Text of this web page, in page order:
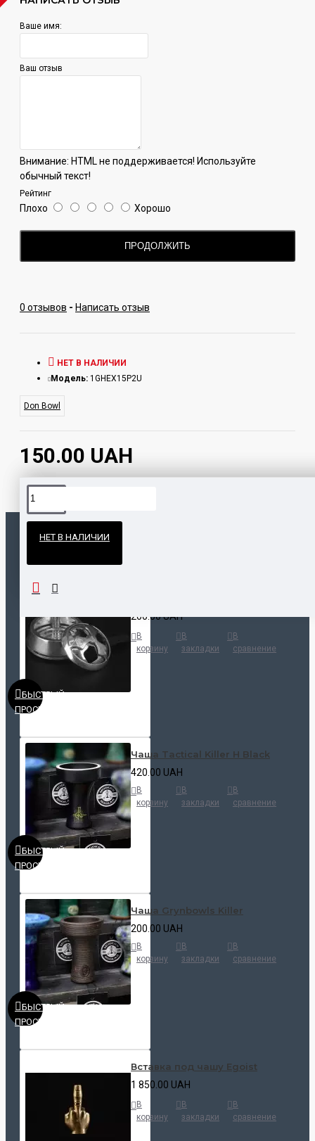
Ваше имя:
Ваш отзыв
Внимание: HTML не поддерживается! Используйте
обычный текст!
Рейтинг
Плохо Хорошо
ПРОДОЛЖИТЬ
0 отзывов - Написать отзыв
150.00 UAH
НЕТ В НАЛИЧИИ
Модель: 1GHEX15P2U
Don Bowl
НЕТ В НАЛИЧИИ
ПОПУЛЯРНЫЕ ТОВАРЫ
БЫСТРЫЙ
ПРОСМОТР
200.00 UAH
В
корзину
В
закладки
В
сравнение
БЫСТРЫЙ
ПРОСМОТР
Чаша Tactical Killer H Black
420.00 UAH
В
корзину
В
закладки
В
сравнение
БЫСТРЫЙ
ПРОСМОТР
Чаша Grynbowls Killer
200.00 UAH
В
корзину
В
закладки
В
сравнение
Вставка под чашу Egoist
1 850.00 UAH
В
корзину
В
закладки
В
сравнение